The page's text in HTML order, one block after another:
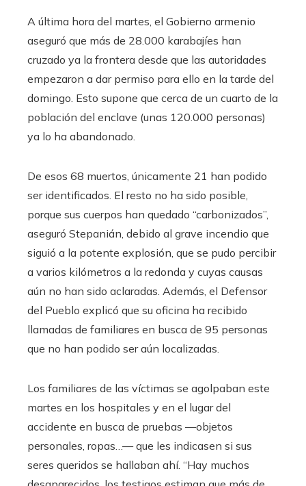
A última hora del martes, el Gobierno armenio
aseguró que más de 28.000 karabajíes han
cruzado ya la frontera desde que las autoridades
empezaron a dar permiso para ello en la tarde del
domingo. Esto supone que cerca de un cuarto de la
población del enclave (unas 120.000 personas)
ya lo ha abandonado.
De esos 68 muertos, únicamente 21 han podido
ser identificados. El resto no ha sido posible,
porque sus cuerpos han quedado “carbonizados”,
aseguró Stepanián, debido al grave incendio que
siguió a la potente explosión, que se pudo percibir
a varios kilómetros a la redonda y cuyas causas
aún no han sido aclaradas. Además, el Defensor
del Pueblo explicó que su oficina ha recibido
llamadas de familiares en busca de 95 personas
que no han podido ser aún localizadas.
Los familiares de las víctimas se agolpaban este
martes en los hospitales y en el lugar del
accidente en busca de pruebas —objetos
personales, ropas…— que les indicasen si sus
seres queridos se hallaban ahí. “Hay muchos